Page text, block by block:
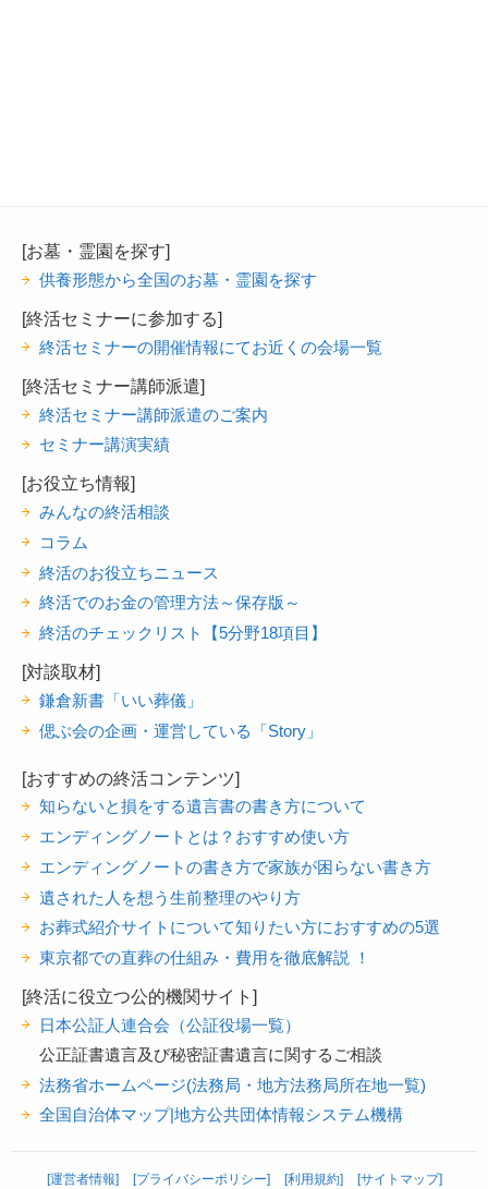
[お墓・霊園を探す]
供養形態から全国のお墓・霊園を探す
[終活セミナーに参加する]
終活セミナーの開催情報にてお近くの会場一覧
[終活セミナー講師派遣]
終活セミナー講師派遣のご案内
セミナー講演実績
[お役立ち情報]
みんなの終活相談
コラム
終活のお役立ちニュース
終活でのお金の管理方法～保存版～
終活のチェックリスト【5分野18項目】
[対談取材]
鎌倉新書「いい葬儀」
偲ぶ会の企画・運営している「Story」
[おすすめの終活コンテンツ]
知らないと損をする遺言書の書き方について
エンディングノートとは？おすすめ使い方
エンディングノートの書き方で家族が困らない書き方
遺された人を想う生前整理のやり方
お葬式紹介サイトについて知りたい方におすすめの5選
東京都での直葬の仕組み・費用を徹底解説 ！
[終活に役立つ公的機関サイト]
日本公証人連合会（公証役場一覧）
公正証書遺言及び秘密証書遺言に関するご相談
法務省ホームページ(法務局・地方法務局所在地一覧)
全国自治体マップ|地方公共団体情報システム機構
[運営者情報] [プライバシーポリシー] [利用規約] [サイトマップ]